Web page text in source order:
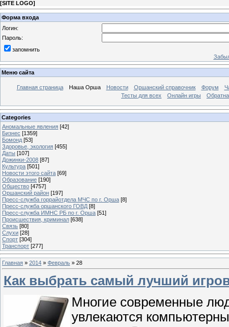
[SITE LOGO]
Форма входа
Логин:
Пароль:
запомнить
Меню сайта
Главная страница Наша Орша Новости Оршанский справочник Форум
Тесты для всех
Онлайн игры
Categories
Аномальные явления [42]
Бизнес [1359]
Бомонд [53]
Здоровье, экология [455]
Даты [107]
Дожинки-2008 [87]
Культура [501]
Новости этого сайта [69]
Образование [190]
Общество [4757]
Оршанский район [197]
Пресс-служба горрайотдела МЧС по г. Орша [8]
Пресс-служба оршанского ГОВД [8]
Пресс-служба ИМНС РБ по г. Орша [51]
Проиcшествия, криминал [638]
Связь [80]
Слухи [28]
Спорт [304]
Транспорт [277]
Главная » 2014 » Февраль » 28
Как выбрать самый лучший
Многие современные
увлекаются